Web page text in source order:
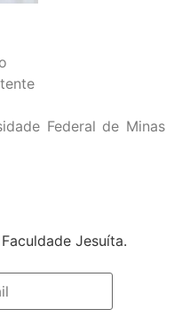
Federal de Minas
Jesuíta.